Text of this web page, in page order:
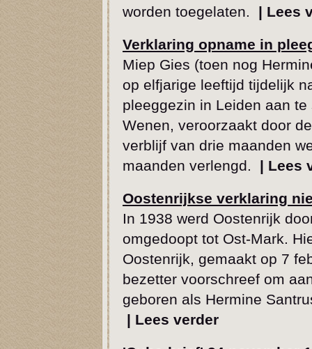
worden toegelaten.
| Lees
Verklaring opname in
Miep Gies (toen nog
op elfjarige leeftijd tijdelijk
pleeggezin in Leiden aan
Wenen, veroorzaakt door
verblijf van drie maanden
maanden verlengd.
| Lees
Oostenrijkse verklaring
In 1938 werd Oostenrijk
omgedoopt tot Ost-Mark.
Oostenrijk, gemaakt op 7
bezetter voorschreef om
geboren als Hermine
| Lees verder